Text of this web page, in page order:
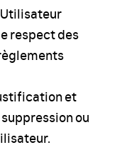
respect des
et
ou